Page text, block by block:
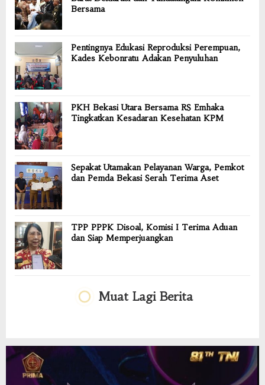
Bersama
Pentingnya Edukasi Reproduksi Perempuan,
Kades Kebonratu Adakan Penyuluhan
PKH Bekasi Utara Bersama RS Emhaka
Tingkatkan Kesadaran Kesehatan KPM
Sepakat Utamakan Pelayanan Warga, Pemkot
dan Pemda Bekasi Serah Terima Aset
TPP PPPK Disoal, Komisi I Terima Aduan
dan Siap Memperjuangkan
Muat Lagi Berita